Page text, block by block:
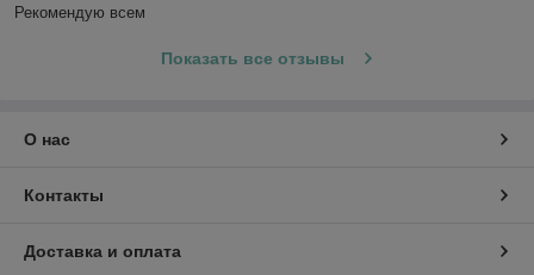
Рекомендую всем
Показать все отзывы
О нас
Контакты
Доставка и оплата